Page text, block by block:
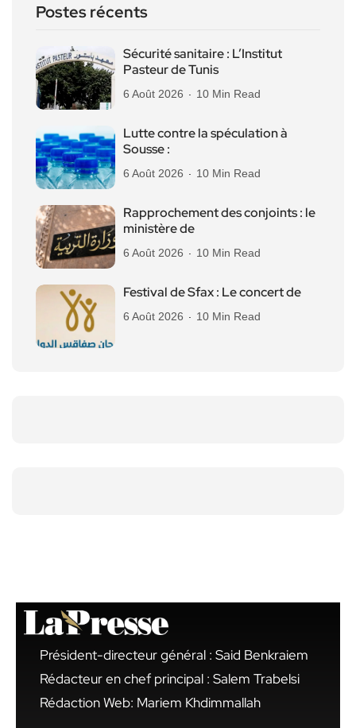
Postes récents
Sécurité sanitaire : L’Institut
Pasteur de Tunis
6 Août 2026 10 Min Read
Lutte contre la spéculation à
Sousse :
6 Août 2026 10 Min Read
Rapprochement des conjoints : le
ministère de
6 Août 2026 10 Min Read
Festival de Sfax : Le concert de
6 Août 2026 10 Min Read
Président-directeur général : Said Benkraiem
Rédacteur en chef principal : Salem Trabelsi
Rédaction Web: Mariem Khdimmallah